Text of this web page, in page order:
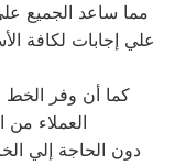
مما ساعد الجميع
علي إجابات لكافة
كما أن وفر الخط
العملاء
دون الحاجة إلي